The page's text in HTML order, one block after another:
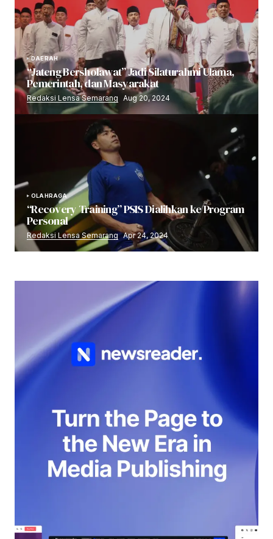
DAERAH
“Jateng Bersholawat” Jadi Silaturahmi Ulama,
Pemerintah, dan Masyarakat
Redaksi Lensa Semarang Aug 20, 2024
OLAHRAGA
“Recovery Training” PSIS Dialihkan ke Program
Personal
Redaksi Lensa Semarang Apr 24, 2024